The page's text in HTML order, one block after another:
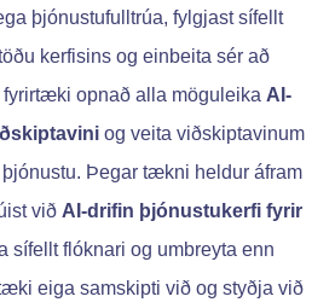
þjónustufulltrúa, fylgjast sífellt
kerfisins og einbeita sér að
opnað alla möguleika AI-
og veita viðskiptavinum
Þegar tækni heldur áfram
við AI-drifin þjónustukerfi fyrir
sífellt flóknari og umbreyta enn
eiga samskipti við og styðja við